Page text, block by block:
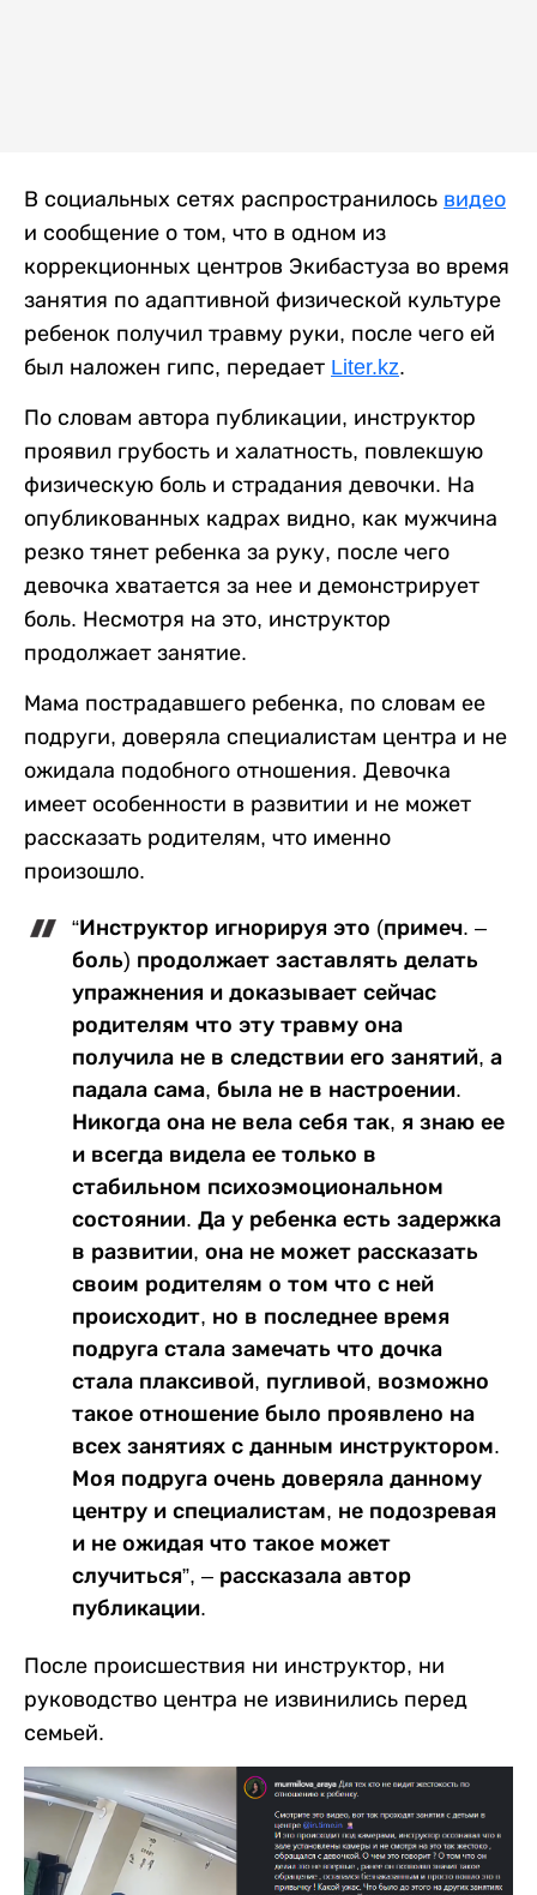
В социальных сетях распространилось видео
и сообщение о том, что в одном из
коррекционных центров Экибастуза во время
занятия по адаптивной физической культуре
ребенок получил травму руки, после чего ей
был наложен гипс, передает Liter.kz.
По словам автора публикации, инструктор
проявил грубость и халатность, повлекшую
физическую боль и страдания девочки. На
опубликованных кадрах видно, как мужчина
резко тянет ребенка за руку, после чего
девочка хватается за нее и демонстрирует
боль. Несмотря на это, инструктор
продолжает занятие.
Мама пострадавшего ребенка, по словам ее
подруги, доверяла специалистам центра и не
ожидала подобного отношения. Девочка
имеет особенности в развитии и не может
рассказать родителям, что именно
произошло.
“Инструктор игнорируя это (примеч. –
боль) продолжает заставлять делать
упражнения и доказывает сейчас
родителям что эту травму она
получила не в следствии его занятий, а
падала сама, была не в настроении.
Никогда она не вела себя так, я знаю ее
и всегда видела ее только в
стабильном психоэмоциональном
состоянии. Да у ребенка есть задержка
в развитии, она не может рассказать
своим родителям о том что с ней
происходит, но в последнее время
подруга стала замечать что дочка
стала плаксивой, пугливой, возможно
такое отношение было проявлено на
всех занятиях с данным инструктором.
Моя подруга очень доверяла данному
центру и специалистам, не подозревая
и не ожидая что такое может
случиться”, – рассказала автор
публикации.
После происшествия ни инструктор, ни
руководство центра не извинились перед
семьей.